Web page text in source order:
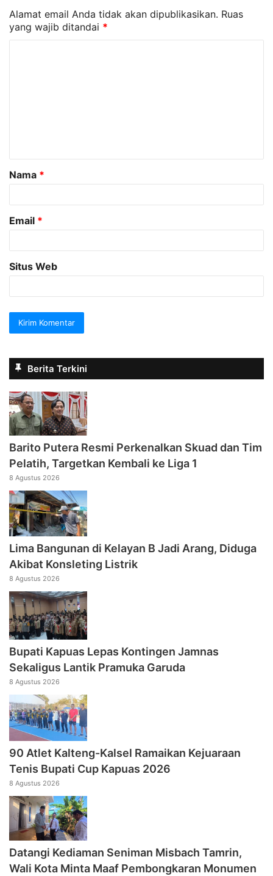
Alamat email Anda tidak akan dipublikasikan. Ruas
yang wajib ditandai *
a
r
Nama *
Email *
Situs Web
Berita Terkini
Barito Putera Resmi Perkenalkan Skuad dan Tim
Pelatih, Targetkan Kembali ke Liga 1
8 Agustus 2026
Lima Bangunan di Kelayan B Jadi Arang, Diduga
Akibat Konsleting Listrik
8 Agustus 2026
Bupati Kapuas Lepas Kontingen Jamnas
Sekaligus Lantik Pramuka Garuda
8 Agustus 2026
90 Atlet Kalteng-Kalsel Ramaikan Kejuaraan
Tenis Bupati Cup Kapuas 2026
8 Agustus 2026
Datangi Kediaman Seniman Misbach Tamrin,
Wali Kota Minta Maaf Pembongkaran Monumen